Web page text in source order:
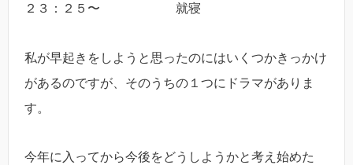
２３：２５〜 就寝
私が早起きをしようと思ったのにはいくつかきっかけ
があるのですが、そのうちの１つにドラマがありま
す。
今年に入ってから今後をどうしようかと考え始めた